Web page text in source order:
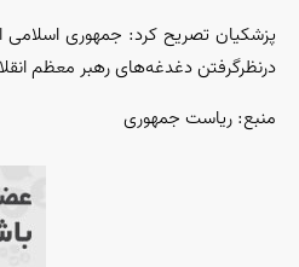
پزشکیان تصریح کرد: جمهوری
درنظرگرفتن دغدغه‌های رهبر معظم
منبع: ریاست جمهوری